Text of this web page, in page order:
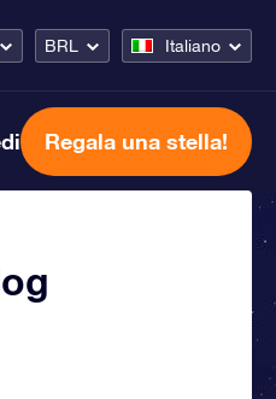
BRL Italiano
Regala una stella!